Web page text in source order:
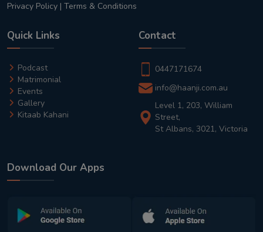
Privacy Policy | Terms & Conditions
Quick Links
Podcast
Matrimonial
Events
Gallery
Kitaab Kahani
Contact
0447171674
info@haanji.com.au
Level 1, 203, William
Street,
St Albans, 3021, Victoria
Download Our Apps